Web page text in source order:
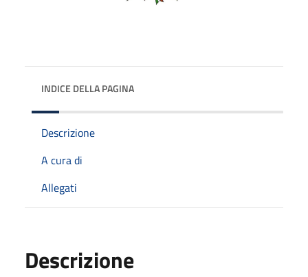
INDICE DELLA PAGINA
Descrizione
A cura di
Allegati
Descrizione